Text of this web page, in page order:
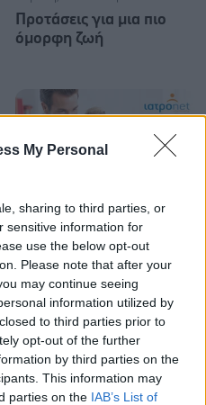
My Personal
sharing to third parties, or
sensitive information for
use the below opt-out
Please note that after your
may continue seeing
information utilized by
to third parties prior to
opt-out of the further
by third parties on the
This information may
parties on the IAB’s List of
Προτάσεις για μια πιο
όμορφη ζωή
Δευτέρα, 27 Μαΐου 2013
Αισθητική χειρουργική :
κρίση ή εξέλιξη ;